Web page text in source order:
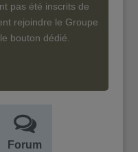
pas été inscrits de
rejoindre le Groupe
bouton dédié.
Forum